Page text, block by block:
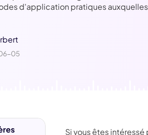
Suppresseur de
Jésus IA
d'application pratiques auxquelles
05
Si vous êtes